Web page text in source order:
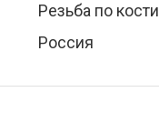
Резьба по кости
Россия